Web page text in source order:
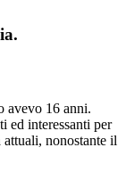
avevo 16 anni.
interessanti per
nonostante il